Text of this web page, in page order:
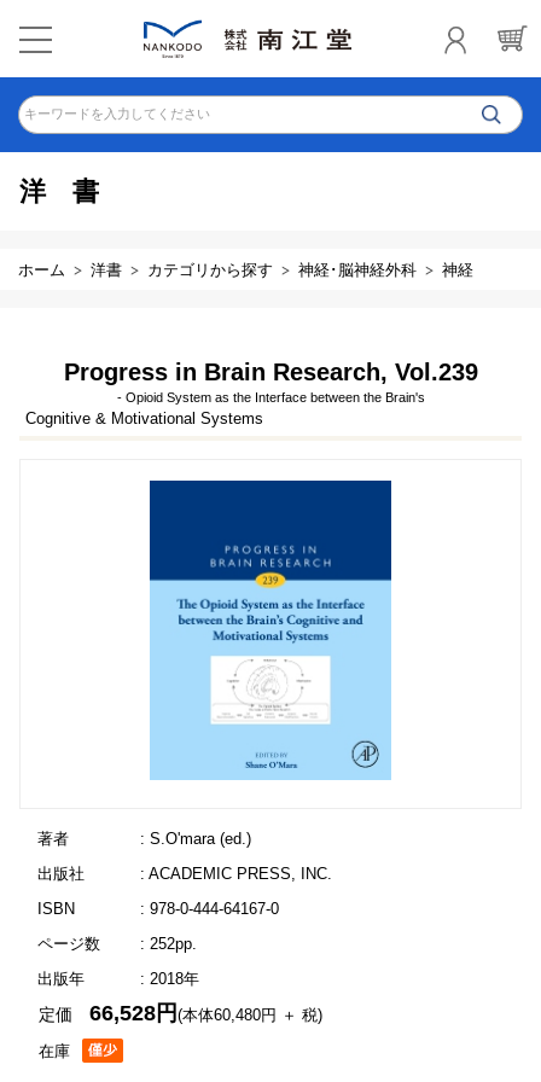
キーワードを入力してください
洋書
ホーム 洋書 カテゴリから探す 神経･脳神経外科 神経
Progress in Brain Research, Vol.239
- Opioid System as the Interface between the Brain's
Cognitive & Motivational Systems
著者
: S.O'mara (ed.)
出版社
: ACADEMIC PRESS, INC.
ISBN
: 978-0-444-64167-0
ページ数
: 252pp.
出版年
: 2018年
在庫
定価66,528円(本体60,480円 ＋ 税)